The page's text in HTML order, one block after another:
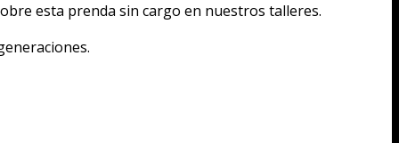
esta prenda sin cargo en nuestros talleres.